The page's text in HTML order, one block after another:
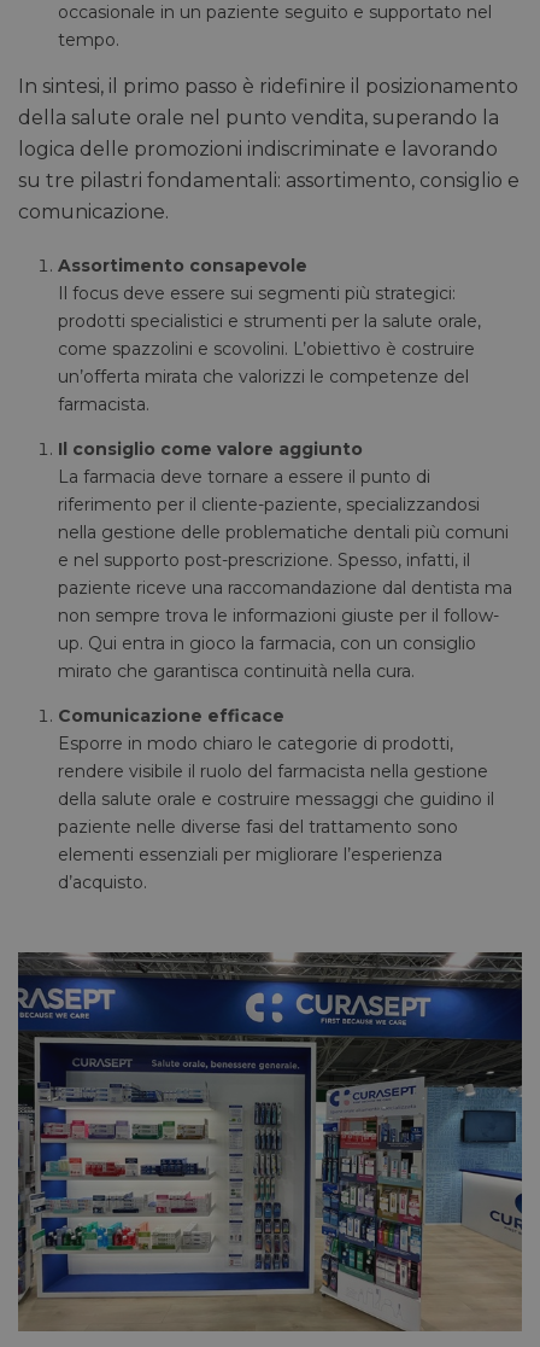
occasionale in un paziente seguito e supportato nel
tempo.
In sintesi, il primo passo è ridefinire il posizionamento
della salute orale nel punto vendita, superando la
logica delle promozioni indiscriminate e lavorando
su tre pilastri fondamentali: assortimento, consiglio e
comunicazione.
Assortimento consapevole
Il focus deve essere sui segmenti più strategici:
prodotti specialistici e strumenti per la salute orale,
come spazzolini e scovolini. L’obiettivo è costruire
un’offerta mirata che valorizzi le competenze del
farmacista.
Il consiglio come valore aggiunto
La farmacia deve tornare a essere il punto di
riferimento per il cliente-paziente, specializzandosi
nella gestione delle problematiche dentali più comuni
e nel supporto post-prescrizione. Spesso, infatti, il
paziente riceve una raccomandazione dal dentista ma
non sempre trova le informazioni giuste per il follow-
up. Qui entra in gioco la farmacia, con un consiglio
mirato che garantisca continuità nella cura.
Comunicazione efficace
Esporre in modo chiaro le categorie di prodotti,
rendere visibile il ruolo del farmacista nella gestione
della salute orale e costruire messaggi che guidino il
paziente nelle diverse fasi del trattamento sono
elementi essenziali per migliorare l’esperienza
d’acquisto.